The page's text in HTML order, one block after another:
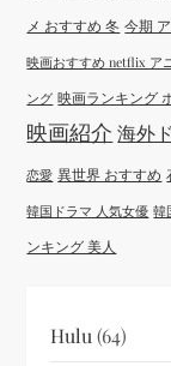
メ おすすめ 冬 今期
映画おすすめ netflix ア
ング 映画ランキング
映画紹介 海外
恋愛 異世界 おすすめ
韓国ドラマ 人気女優 韓
ンキング 美人
Hulu (64)